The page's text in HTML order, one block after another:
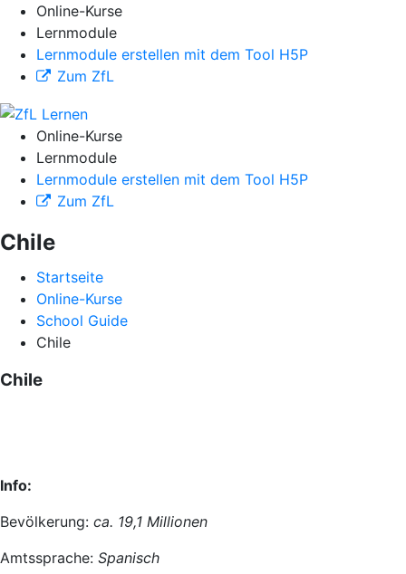
Online-Kurse
Lernmodule
Lernmodule erstellen mit dem Tool H5P
Zum ZfL
Online-Kurse
Lernmodule
Lernmodule erstellen mit dem Tool H5P
Zum ZfL
Chile
Startseite
Online-Kurse
School Guide
Chile
Chile
Info:
Bevölkerung: ca. 19,1 Millionen
Amtssprache: Spanisch